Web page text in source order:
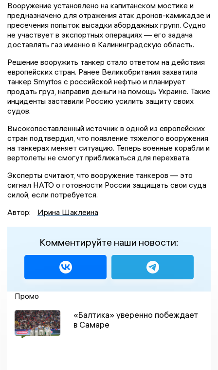
Вооружение установлено на капитанском мостике и
предназначено для отражения атак дронов-камикадзе и
пресечения попыток высадки абордажных групп. Судно
не участвует в экспортных операциях — его задача
доставлять газ именно в Калининградскую область.
Решение вооружить танкер стало ответом на действия
европейских стран. Ранее Великобритания захватила
танкер Smyrtos с российской нефтью и планирует
продать груз, направив деньги на помощь Украине. Такие
инциденты заставили Россию усилить защиту своих
судов.
Высокопоставленный источник в одной из европейских
стран подтвердил, что появление тяжелого вооружения
на танкерах меняет ситуацию. Теперь военные корабли и
вертолеты не смогут приближаться для перехвата.
Эксперты считают, что вооружение танкеров — это
сигнал НАТО о готовности России защищать свои суда
силой, если потребуется.
Автор:
Ирина Шаклеина
Комментируйте наши новости:
Промо
«Балтика» уверенно побеждает
в Самаре